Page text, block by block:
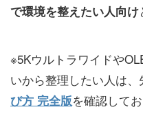
で環境を整えたい人向け
※5Kウルトラワイドや
いから整理したい人は、
び方 完全版を確認して